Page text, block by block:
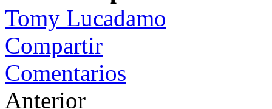
Tomy Lucadamo
Compartir
Comentarios
Anterior